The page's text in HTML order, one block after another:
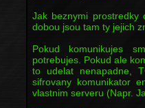
Jak beznymi prostredky
dobou jsou tam ty jejich
Pokud komunikujes
potrebujes. Pokud ale
to udelat nenapadne,
sifrovany komunikator
vlastnim serveru (Napr.